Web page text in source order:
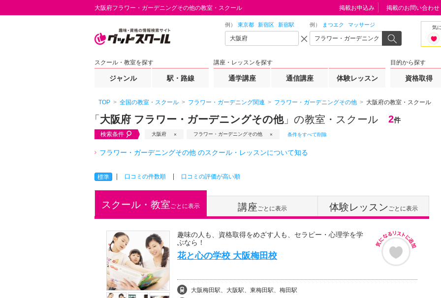
大阪府フラワー・ガーデニングその他の教室・スクール
例） 東京都 新宿区 新宿駅 例） まつエク マッサージ 気
スクール・教室を探す
ジャンル 駅・路線
講座・レッスンを探す
通学講座 通信講座 体験レッスン
目的から探す
資格取得
掲載お申込み 掲載のお問い合わせ
TOP 全国の教室・スクール フラワー・ガーデニング関連 フラワー・ガーデニングその他 大阪府の教室・スクール
「 大阪府 フラワー・ガーデニングその他」の教室・スクール 2件
検索条件 大阪府 フラワー・ガーデニングその他 条件をすべて削除
フラワー・ガーデニングその他 のスクール・レッスンについて知る
標準 口コミの件数順 口コミの評価が高い順
スクール・教室ごとに表示 講座ごとに表示 体験レッスンごとに表示
趣味の人も、資格取得をめざす人も、セラピー・心理学を学
ぶなら！
花と心の学校 大阪梅田校
大阪梅田駅、大阪駅、東梅田駅、梅田駅